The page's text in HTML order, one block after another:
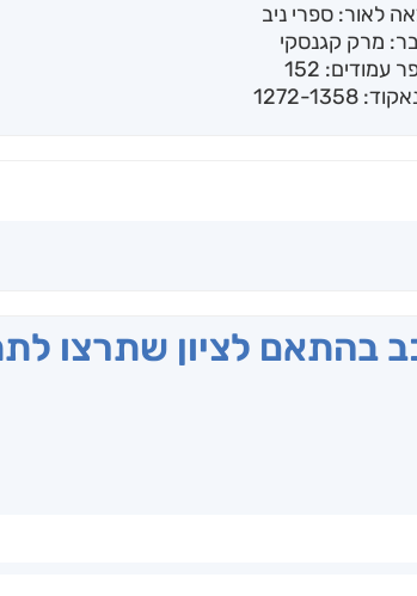
לאור: ספרי ניב
מרק קגנסקי
עמודים: 152
1272-1358
בהתאם לציון שתרצו